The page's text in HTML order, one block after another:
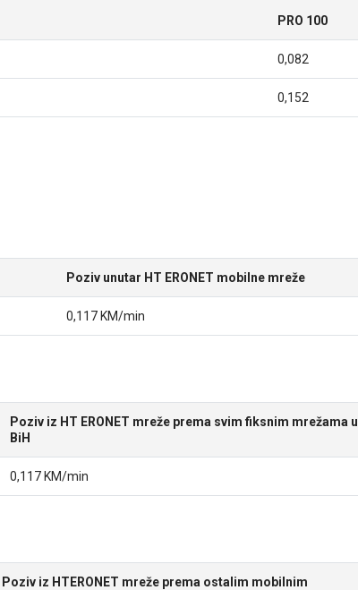
PRO 100
0,082
0,152
Poziv unutar HT ERONET mobilne mreže
0,117 KM/min
Poziv iz HT ERONET mreže prema svim fiksnim mrežama u
BiH
0,117 KM/min
Poziv iz HTERONET mreže prema ostalim mobilnim